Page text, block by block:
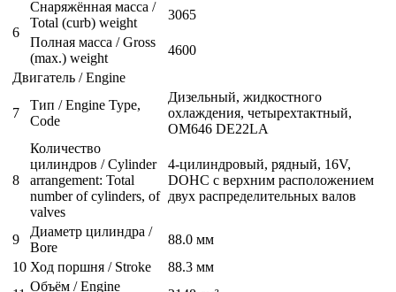
6
Снаряжённая масса /
Total (curb) weight
3065
Полная масса / Gross
(max.) weight
4600
Двигатель / Engine
7
Тип / Engine Type,
Code
Дизельный, жидкостного
охлаждения, четырехтактный,
OM646 DE22LA
8
Количество
цилиндров / Cylinder
arrangement: Total
number of cylinders, of
valves
4-цилиндровый, рядный, 16V,
DOHC с верхним расположением
двух распределительных валов
9
Диаметр цилиндра /
Bore
88.0 мм
10 Ход поршня / Stroke
88.3 мм
Объём / Engine